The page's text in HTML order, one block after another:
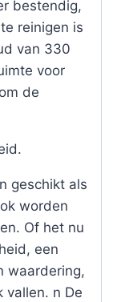
bestendig,
reinigen is
van 330
voor
de
geschikt als
worden
Of het nu
een
waardering,
vallen. n De